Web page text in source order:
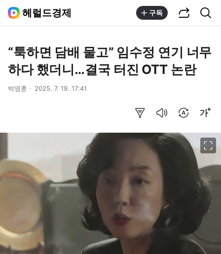
헤럴드경제 구독
“툭하면 담배 물고” 임수정 연기 너무
하다 했더니…결국 터진 OTT 논란
박영훈 2025. 7. 19. 17:41